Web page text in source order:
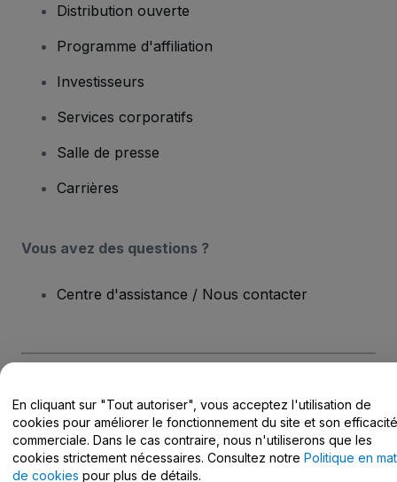
Distribution ouverte
Programme d'affiliation
Investisseurs
Services corporatifs
Salle de presse
Carrières
Vous avez des questions ?
Centre d'assistance / Nous contacter
l'entreprise
En utilisant ce site web, vous acceptez lesConditions générales, la
Politique de confidentialité , laPolitique en matière de cookieset la
Politique de confidentialité pour les appareils mobiles
Ne pas partager mes informations personnelles / Mes choix en
En cliquant sur "Tout autoriser", vous acceptez l'utilisation de
cookies pour améliorer le fonctionnement du site et son efficacité
commerciale. Dans le cas contraire, nous n'utiliserons que les
cookies strictement nécessaires. Consultez notre Politique en
de cookies pour plus de détails.